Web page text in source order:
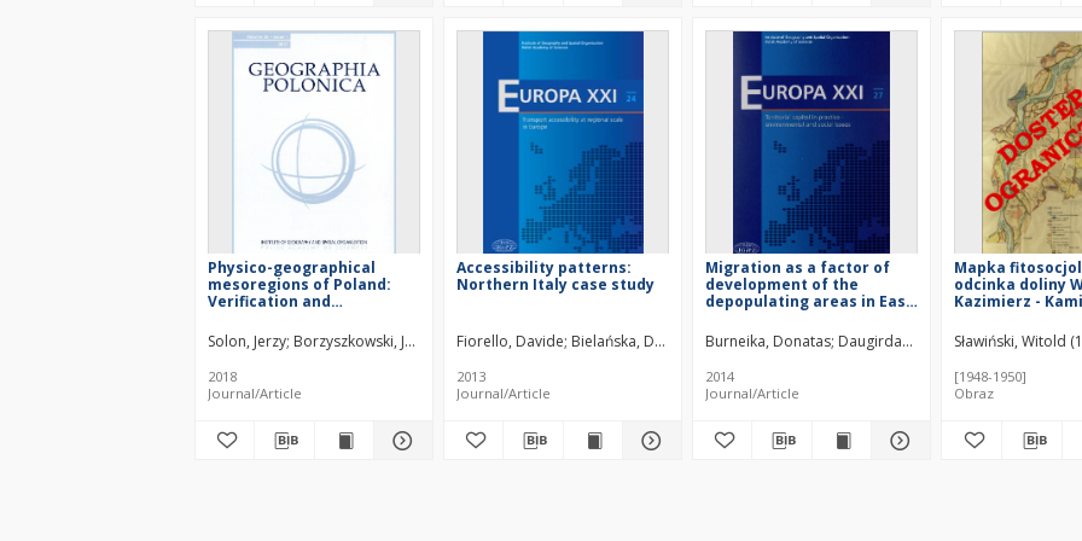
Physico-geographical
mesoregions of Poland:
Verification and
on the basis of
contemporary spatial data
Solon, Jerzy Borzyszkowski, Jan Bidłasik, Małgorzata Richling, Andrzej Badora, Krzysztof Balon, Jarosław Brzezińska-Wójcik,
2018
Journal/Article
Accessibility patterns:
Northern Italy case study
Fiorello, Davide Bielańska, Dorota
2013
Journal/Article
Migration as a factor of
development of the
depopulating areas in East
Lithuania
Burneika, Donatas Daugirdas, Vidmantas
2014
Journal/Article
Mapka
odcinka doliny
Kazimierz -
Sławiński, Witold
[1948-1950]
Obraz